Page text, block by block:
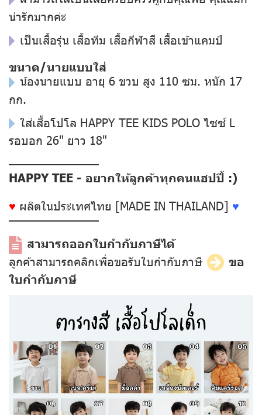
น่ารักมากค่ะ
เป็นเสื้อรุ่น เสื้อทีม เสื้อกีฬาสี เสื้อเข้าแคมป์
ขนาด/นายแบบใส่
น้องนายแบบ อายุ 6 ขวบ สูง 110 ซม. หนัก 17
กก.
ใส่เสื้อโปโล HAPPY TEE KIDS POLO ไซซ์ L
รอบอก 26" ยาว 18"
––––––––––––––
HAPPY TEE - อยากให้ลูกค้าทุกคนแฮปปี้ :)
♥ ผลิตในประเทศไทย [MADE IN THAILAND] ♥
––––––––––––––
สามารถออกใบกำกับภาษีได้
ลูกค้าสามารถคลิกเพื่อขอรับใบกำกับภาษี
ขอ
ใบกำกับภาษี